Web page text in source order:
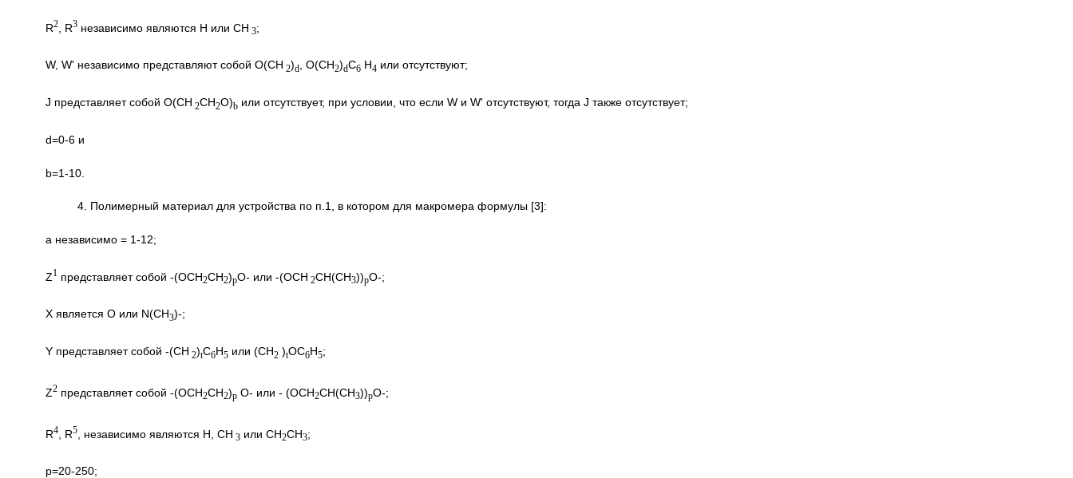
R2, R3независимо являются H или CH 3;
W, W' независимо представляют собой O(CH 2)d, O(CH2)dC6H4 или отсутствуют;
J представляет собой O(CH 2CH2O)bили отсутствует, при условии, что если W и W' отсутствуют, тогда J также отсутствует;
d=0-6 и
b=1-10.
4. Полимерный материал для устройства по п.1, в котором для макромера формулы [3]:
а независимо = 1-12;
Z1представляет собой -(OCH2CH2)pO- или -(OCH 2CH(CH3))pO-;
X является O или N(CH3)-;
Y представляет собой -(CH 2)tC6H5или (CH2)tOC6H5;
Z2представляет собой -(OCH2CH2)pO- или - (OCH2CH(CH3))pO-;
R4, R5, независимо являются H, CH 3или CH2CH3;
р=20-250;